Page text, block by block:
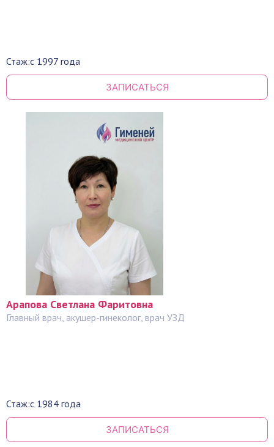
Стаж:с 1997 года
ЗАПИСАТЬСЯ
Арапова Светлана Фаритовна
Главный врач, акушер-гинеколог, врач УЗД
Стаж:с 1984 года
ЗАПИСАТЬСЯ